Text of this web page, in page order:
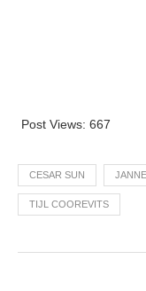
Post Views: 667
CESAR SUN
TIJL COOREVITS